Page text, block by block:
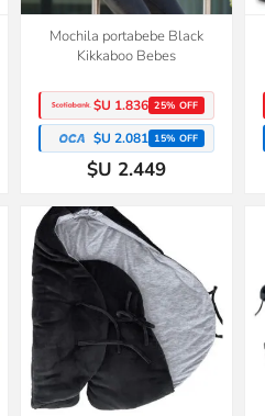
Mochila portabebe Black
Kikkaboo Bebes
$U 1.836 25% OFF
$U 2.081 15% OFF
$U 2.449